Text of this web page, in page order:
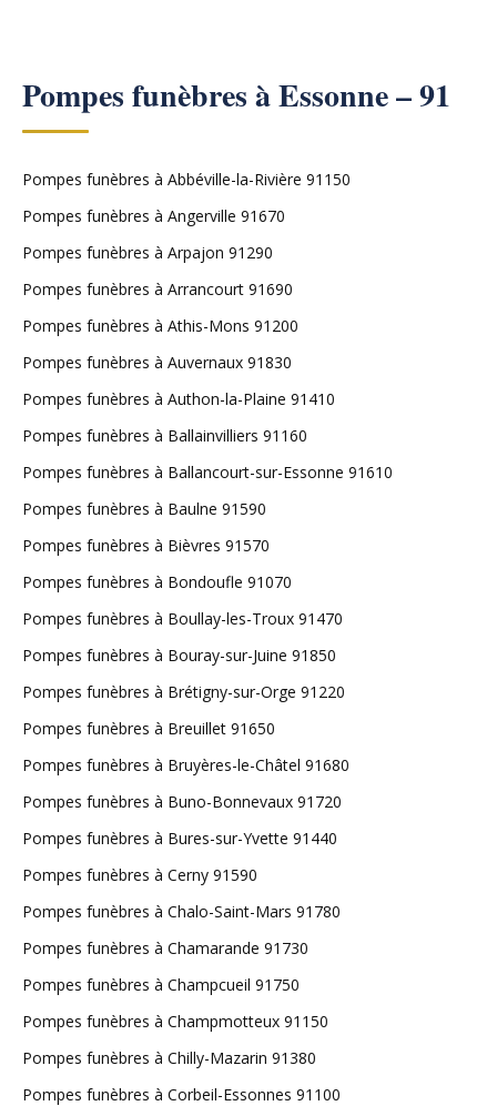
Pompes funèbres à Essonne – 91
Pompes funèbres à Abbéville-la-Rivière 91150
Pompes funèbres à Angerville 91670
Pompes funèbres à Arpajon 91290
Pompes funèbres à Arrancourt 91690
Pompes funèbres à Athis-Mons 91200
Pompes funèbres à Auvernaux 91830
Pompes funèbres à Authon-la-Plaine 91410
Pompes funèbres à Ballainvilliers 91160
Pompes funèbres à Ballancourt-sur-Essonne 91610
Pompes funèbres à Baulne 91590
Pompes funèbres à Bièvres 91570
Pompes funèbres à Bondoufle 91070
Pompes funèbres à Boullay-les-Troux 91470
Pompes funèbres à Bouray-sur-Juine 91850
Pompes funèbres à Brétigny-sur-Orge 91220
Pompes funèbres à Breuillet 91650
Pompes funèbres à Bruyères-le-Châtel 91680
Pompes funèbres à Buno-Bonnevaux 91720
Pompes funèbres à Bures-sur-Yvette 91440
Pompes funèbres à Cerny 91590
Pompes funèbres à Chalo-Saint-Mars 91780
Pompes funèbres à Chamarande 91730
Pompes funèbres à Champcueil 91750
Pompes funèbres à Champmotteux 91150
Pompes funèbres à Chilly-Mazarin 91380
Pompes funèbres à Corbeil-Essonnes 91100